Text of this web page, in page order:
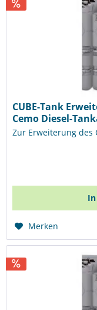
CUBE-Tank
Cemo Diesel-
Zur Erweiterung des
Merken